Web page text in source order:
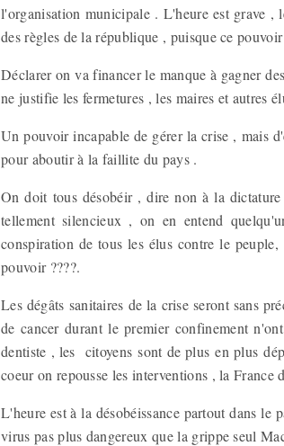
l'organisation municipale . L'heure est grave ,
des règles de la république , puisque ce
Déclarer on va financer le manque à gagner
ne justifie les fermetures , les maires et autres
Un pouvoir incapable de gérer la crise , mais
pour aboutir à la faillite du pays .
On doit tous désobéir , dire non à la
tellement silencieux , on en entend
conspiration de tous les élus contre le
pouvoir ????.
Les dégâts sanitaires de la crise seront sans
de cancer durant le premier confinement
dentiste , les citoyens sont de plus en plus
coeur on repousse les interventions , la France
L'heure est à la désobéissance partout dans
virus pas plus dangereux que la grippe seul